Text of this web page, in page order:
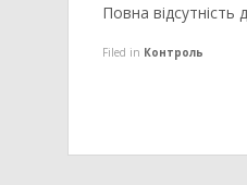
Повна відсутність
Filed in Контроль